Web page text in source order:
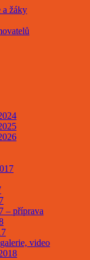
a žáky
– příprava
video